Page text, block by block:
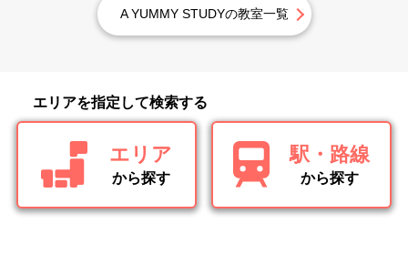
A YUMMY STUDYの教室一覧
エリアを指定して検索する
エリア
から探す
駅・路線
から探す